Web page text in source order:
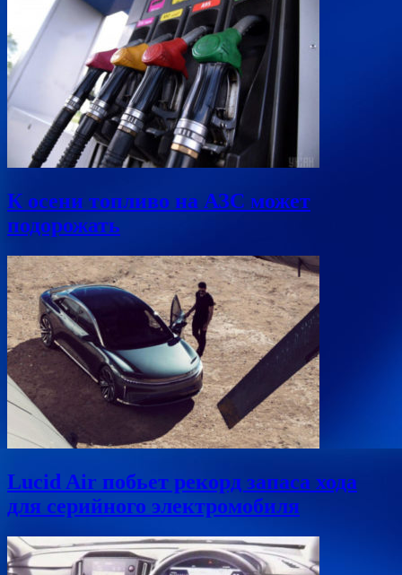
К осени топливо на АЗС может
подорожать
Lucid Air побьет рекорд запаса хода
для серийного электромобиля